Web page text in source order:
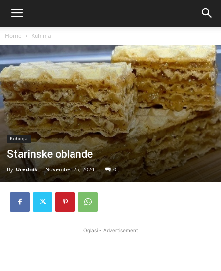
Home Kuhinja
Kuhinja
Starinske oblande
By Urednik - November 25, 2024 0
Oglasi - Advertisement